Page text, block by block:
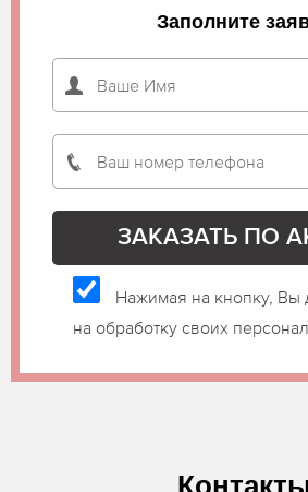
Заполните
Нажимая на кнопку, Вы
на обработку своих